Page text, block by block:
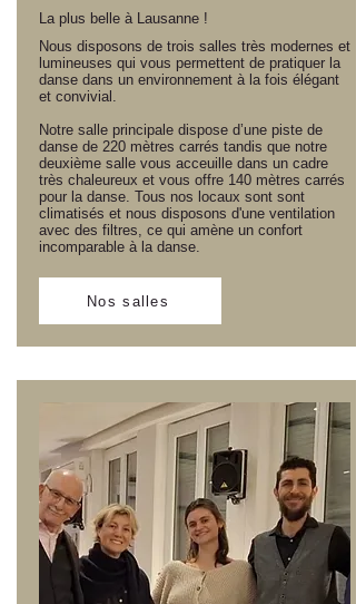
La plus belle à Lausanne !
Nous disposons de trois salles très modernes et
lumineuses qui vous permettent de pratiquer la
danse dans un environnement à la fois élégant
et convivial.
Notre salle principale dispose d’une piste de
danse de 220 mètres carrés tandis que notre
deuxième salle vous acceuille dans un cadre
très chaleureux et vous offre 140 mètres carrés
pour la danse. Tous nos locaux sont sont
climatisés et nous disposons d'une ventilation
avec des filtres, ce qui amène un confort
incomparable à la danse.
Nos salles